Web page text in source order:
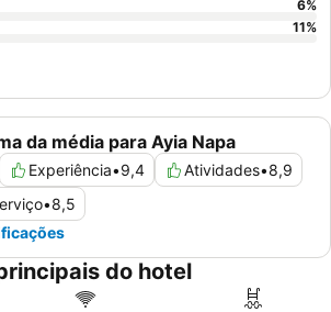
da média para Ayia Napa
Experiência•9,4 Atividades•8,9
•8,5
6%
11%
do hotel